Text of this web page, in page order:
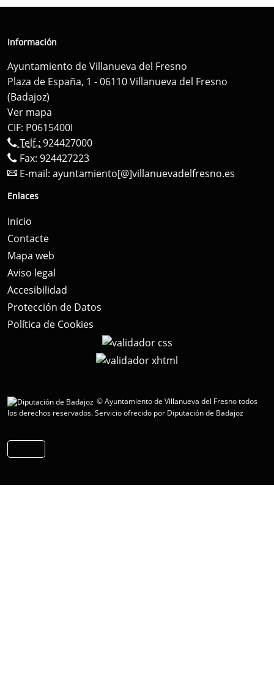
Información
Ayuntamiento de Villanueva del Fresno
Plaza de España, 1 - 06110 Villanueva del Fresno
(Badajoz)
Ver mapa
CIF: P0615400I
Telf.: 924427000
Fax: 924427223
E-mail: ayuntamiento[@]villanuevadelfresno.es
Enlaces
Inicio
Contacte
Mapa web
Aviso legal
Accesibilidad
Protección de Datos
Política de Cookies
© Ayuntamiento de Villanueva del Fresno todos
los derechos reservados.Servicio ofrecido por Diputación de Badajoz